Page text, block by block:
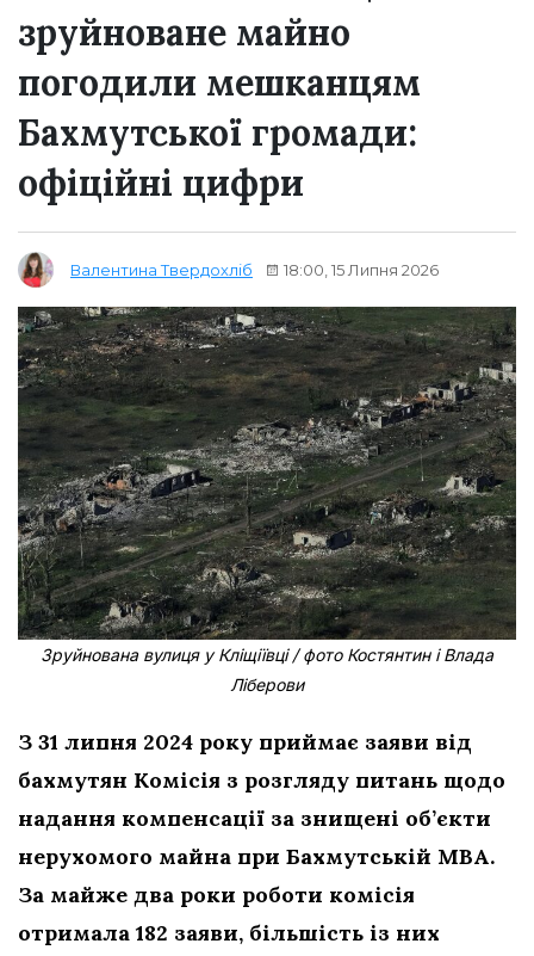
зруйноване майно
погодили мешканцям
Бахмутської громади:
офіційні цифри
Валентина Твердохліб 18:00, 15 Липня 2026
Зруйнована вулиця у Кліщіївці / фото Костянтин і Влада
Ліберови
З 31 липня 2024 року приймає заяви від
бахмутян Комісія з розгляду питань щодо
надання компенсації за знищені об’єкти
нерухомого майна при Бахмутській МВА.
За майже два роки роботи комісія
отримала 182 заяви, більшість із них